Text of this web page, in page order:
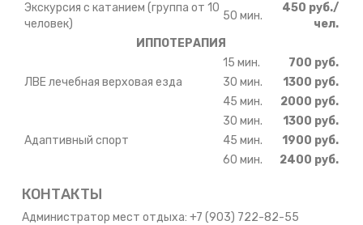
Экскурсия с катанием (группа от 10
человек)
50 мин.
450 руб./
чел.
ИППОТЕРАПИЯ
ЛВЕ лечебная верховая езда
15 мин.
700 руб.
30 мин.
1300 руб.
45 мин.
2000 руб.
Адаптивный спорт
30 мин.
1300 руб.
45 мин.
1900 руб.
60 мин.
2400 руб.
КОНТАКТЫ
Администратор мест отдыха: +7 (903) 722-82-55